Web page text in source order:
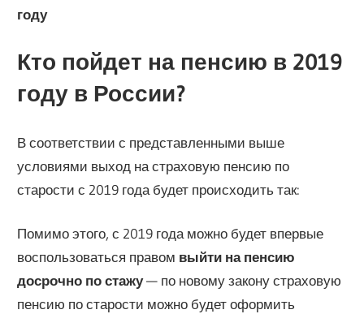
году
Кто пойдет на пенсию в 2019
году в России?
В соответствии с представленными выше
условиями выход на страховую пенсию по
старости с 2019 года будет происходить так:
Помимо этого, с 2019 года можно будет впервые
воспользоваться правом выйти на пенсию
досрочно по стажу— по новому закону страховую
пенсию по старости можно будет оформить